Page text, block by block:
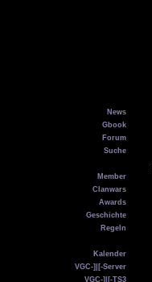
News
Gbook
Forum
Suche
Member
Clanwars
Awards
Geschichte
Regeln
Kalender
VGC-]|[-Server
VGC-]|[-TS3